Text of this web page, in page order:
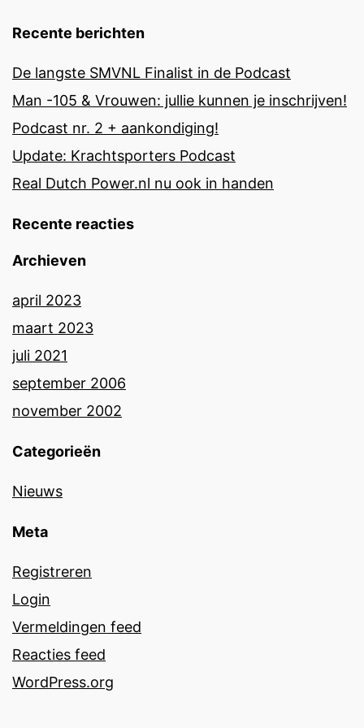
Recente berichten
De langste SMVNL Finalist in de Podcast
Man -105 & Vrouwen: jullie kunnen je inschrijven!
Podcast nr. 2 + aankondiging!
Update: Krachtsporters Podcast
Real Dutch Power.nl nu ook in handen
Recente reacties
Archieven
april 2023
maart 2023
juli 2021
september 2006
november 2002
Categorieën
Nieuws
Meta
Registreren
Login
Vermeldingen feed
Reacties feed
WordPress.org